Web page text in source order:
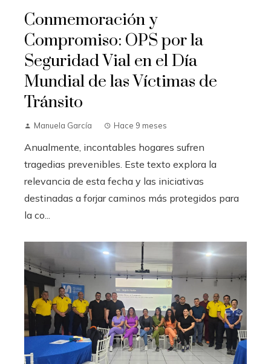
Conmemoración y
Compromiso: OPS por la
Seguridad Vial en el Día
Mundial de las Víctimas de
Tránsito
Manuela García Hace 9 meses
Anualmente, incontables hogares sufren
tragedias prevenibles. Este texto explora la
relevancia de esta fecha y las iniciativas
destinadas a forjar caminos más protegidos para
la co...